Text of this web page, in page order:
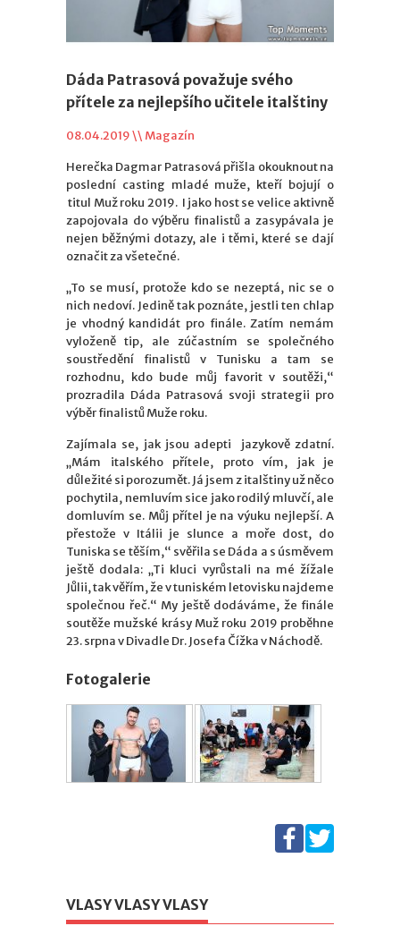
Dáda Patrasová považuje svého
přítele za nejlepšího učitele italštiny
08.04.2019 \\ Magazín
Herečka Dagmar Patrasová přišla okouknout na
poslední casting mladé muže, kteří bojují o
titul Muž roku 2019. I jako host se velice aktivně
zapojovala do výběru finalistů a zasypávala je
nejen běžnými dotazy, ale i těmi, které se dají
označit za všetečné.
„To se musí, protože kdo se nezeptá, nic se o
nich nedoví. Jedině tak poznáte, jestli ten chlap
je vhodný kandidát pro finále. Zatím nemám
vyloženě tip, ale zúčastním se společného
soustředění finalistů v Tunisku a tam se
rozhodnu, kdo bude můj favorit v soutěži,“
prozradila Dáda Patrasová svoji strategii pro
výběr finalistů Muže roku.
Zajímala se, jak jsou adepti jazykově zdatní.
„Mám italského přítele, proto vím, jak je
důležité si porozumět. Já jsem z italštiny už něco
pochytila, nemluvím sice jako rodilý mluvčí, ale
domluvím se. Můj přítel je na výuku nejlepší. A
přestože v Itálii je slunce a moře dost, do
Tuniska se těším,“ svěřila se Dáda a s úsměvem
ještě dodala: „Ti kluci vyrůstali na mé žížale
Jůlii, tak věřím, že v tuniském letovisku najdeme
společnou řeč.“ My ještě dodáváme, že finále
soutěže mužské krásy Muž roku 2019 proběhne
23. srpna v Divadle Dr. Josefa Čížka v Náchodě.
Fotogalerie
VLASY VLASY VLASY